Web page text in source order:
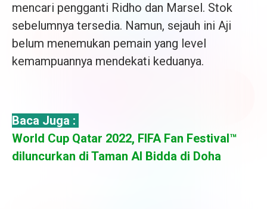
mencari pengganti Ridho dan Marsel. Stok
sebelumnya tersedia. Namun, sejauh ini Aji
belum menemukan pemain yang level
kemampuannya mendekati keduanya.
Baca Juga :
World Cup Qatar 2022, FIFA Fan Festival™
diluncurkan di Taman Al Bidda di Doha